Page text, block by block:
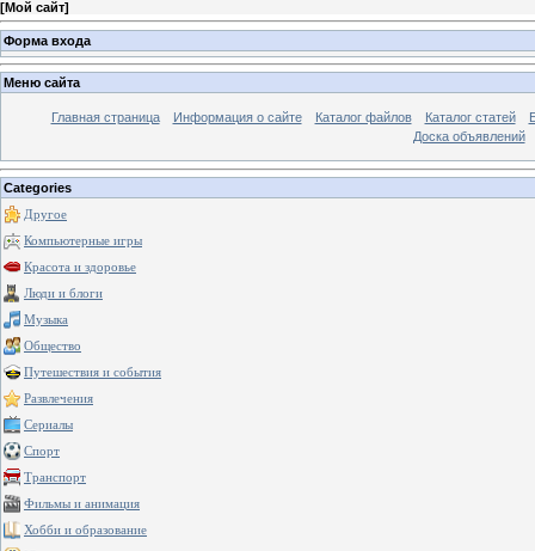
[Мой сайт]
Форма входа
Меню сайта
Главная страница Информация о сайте Каталог файлов Каталог статей
Доска объявлений
Categories
Другое
Компьютерные игры
Красота и здоровье
Люди и блоги
Музыка
Общество
Путешествия и события
Развлечения
Сериалы
Спорт
Транспорт
Фильмы и анимация
Хобби и образование